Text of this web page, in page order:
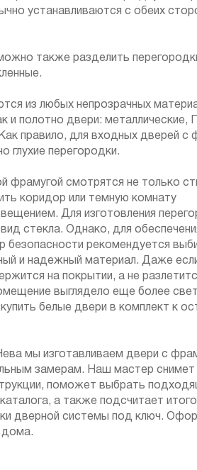
устанавливаются с обеих
также разделить
из любых непрозрачных
и полотно двери: металлические,
правило, для входных дверей с
глухие перегородки.
фрамугой смотрятся не только
коридор или темную комнату
Для изготовления
стекла. Однако, для
безопасности рекомендуется
и надежный материал. Даже
на покрытии, а не
выглядело еще более
белые двери в комплект к
мы изготавливаем двери с
замерам. Наш мастер снимет
поможет выбрать
а также подсчитает
дверной системы под ключ.
дома.